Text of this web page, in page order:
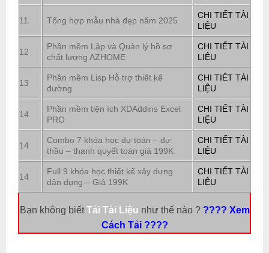
11 Tổng hợp mẫu nhà đẹp năm 2025
CHI TIẾT TÀI
LIỆU
12
Phần mềm Lập và Quản lý hồ sơ
chất lượng AZHOME
CHI TIẾT TÀI
LIỆU
13
Phần mềm Lisp Hỗ trợ thiết kế
đường
CHI TIẾT TÀI
LIỆU
14
Phần mềm tiện ích XDAddins Excel
PRO
CHI TIẾT TÀI
LIỆU
14
Combo 7 khóa học dự toán – dự
thầu – thanh quyết toán giá 199K
CHI TIẾT TÀI
LIỆU
14
Full 9 khóa học thiết kế xây dựng
dân dụng – Giá 199K
CHI TIẾT TÀI
LIỆU
Bạn không biếtTải Tài Liệu như thế nào ? ???? Xem
Cách Tải ????